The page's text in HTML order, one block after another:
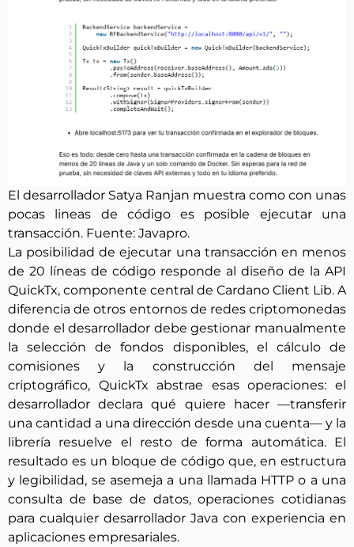
El desarrollador Satya Ranjan muestra como con unas
pocas lineas de código es posible ejecutar una
transacción. Fuente: Javapro.
La posibilidad de ejecutar una transacción en menos
de 20 líneas de código responde al diseño de la API
QuickTx, componente central de Cardano Client Lib. A
diferencia de otros entornos de redes criptomonedas
donde el desarrollador debe gestionar manualmente
la selección de fondos disponibles, el cálculo de
comisiones y la construcción del mensaje
criptográfico, QuickTx abstrae esas operaciones: el
desarrollador declara qué quiere hacer —transferir
una cantidad a una dirección desde una cuenta— y la
librería resuelve el resto de forma automática. El
resultado es un bloque de código que, en estructura
y legibilidad, se asemeja a una llamada HTTP o a una
consulta de base de datos, operaciones cotidianas
para cualquier desarrollador Java con experiencia en
aplicaciones empresariales.